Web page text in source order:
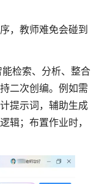
，教师难免会碰到
检索、分析、整合
二次创编。例如需
提示词，辅助生成
辑；布置作业时，